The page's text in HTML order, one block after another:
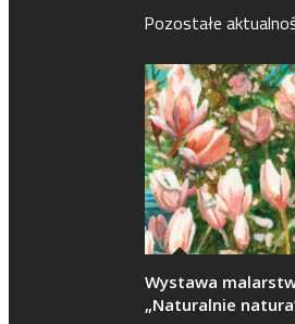
Pozostałe
Wystawa
„Naturalnie